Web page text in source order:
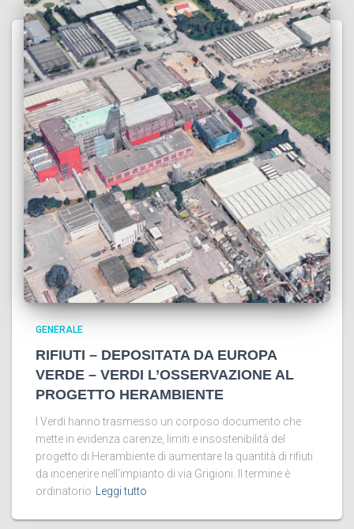
GENERALE
RIFIUTI – DEPOSITATA DA EUROPA
VERDE – VERDI L’OSSERVAZIONE AL
PROGETTO HERAMBIENTE
I Verdi hanno trasmesso un corposo documento che
mette in evidenza carenze, limiti e insostenibilità del
progetto di Herambiente di aumentare la quantità di rifiuti
da incenerire nell’impianto di via Grigioni. Il termine è
ordinatorio
Leggi tutto